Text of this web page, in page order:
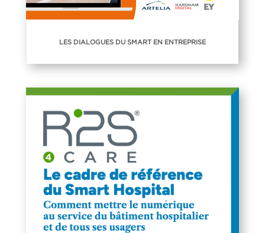
LES DIALOGUES DU SMART EN ENTREPRISE